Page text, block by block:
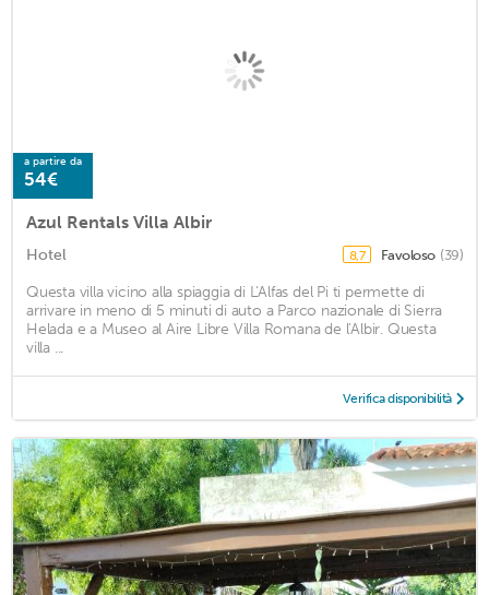
a partire da
54€
Azul Rentals Villa Albir
Hotel 8,7 Favoloso (39)
Questa villa vicino alla spiaggia di L'Alfas del Pi ti permette di
arrivare in meno di 5 minuti di auto a Parco nazionale di Sierra
Helada e a Museo al Aire Libre Villa Romana de l'Albir. Questa
villa ...
Verifica disponibilità